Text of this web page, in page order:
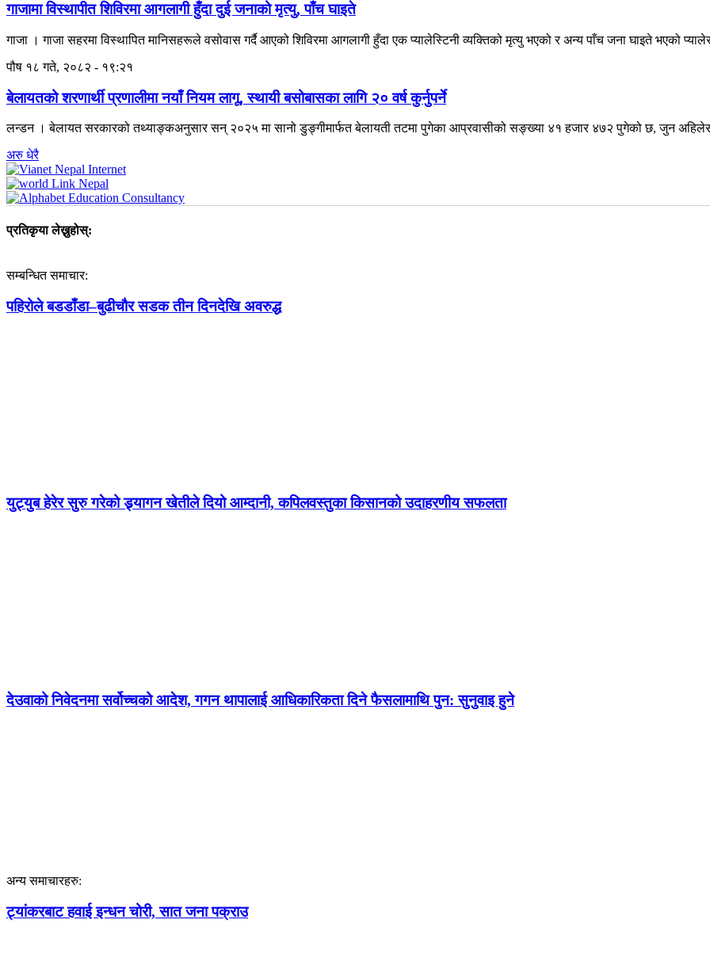
गाजामा विस्थापीत शिविरमा आगलागी हुँदा दुई जनाको मृत्यु, पाँच घाइते
गाजा । गाजा सहरमा विस्थापित मानिसहरूले वसोवास गर्दै आएको शिविरमा आगलागी हुँदा एक प्यालेस्टिनी व्यक्तिको मृत्यु भएको र अन्य पाँच जना घाइते भएको
पौष १८ गते, २०८२ - १९:२१
बेलायतको शरणार्थी प्रणालीमा नयाँ नियम लागू, स्थायी बसोबासका लागि २० वर्ष कुर्नुपर्ने
लन्डन । बेलायत सरकारको तथ्याङ्कअनुसार सन् २०२५ मा सानो डुङ्गीमार्फत बेलायती तटमा पुगेका आप्रवासीको सङ्ख्या ४१ हजार ४७२ पुगेको छ, जुन
अरु धेरै
प्रतिकृया लेख्नुहोस्:
सम्बन्धित समाचार:
पहिरोले बडडाँडा–बुढीचौर सडक तीन दिनदेखि अवरुद्ध
युट्युब हेरेर सुरु गरेको ड्र्यागन खेतीले दियो आम्दानी, कपिलवस्तुका किसानको उदाहरणीय सफलता
देउवाको निवेदनमा सर्वोच्चको आदेश, गगन थापालाई आधिकारिकता दिने फैसलामाथि पुन: सुनुवाइ हुने
अन्य समाचारहरु:
ट्यांकरबाट हवाई इन्धन चोरी, सात जना पक्राउ